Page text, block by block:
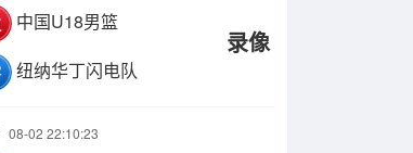
中国U18男篮
纽纳华丁闪电队
录像
08-02 22:10:23